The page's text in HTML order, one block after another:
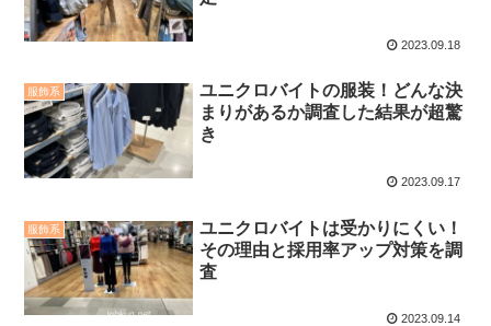
2023.09.18
服飾系
ユニクロバイトの服装！どんな決
まりがあるか調査した結果が超驚
き
2023.09.17
服飾系
ユニクロバイトは受かりにくい！
その理由と採用率アップ対策を調
査
2023.09.14